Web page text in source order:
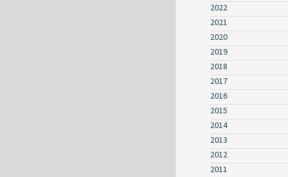
2022
2021
2020
2019
2018
2017
2016
2015
2014
2013
2012
2011